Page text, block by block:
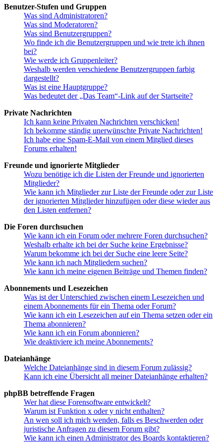
Benutzer-Stufen und Gruppen
Was sind Administratoren?
Was sind Moderatoren?
Was sind Benutzergruppen?
Wo finde ich die Benutzergruppen und wie trete ich ihnen
bei?
Wie werde ich Gruppenleiter?
Weshalb werden verschiedene Benutzergruppen farbig
dargestellt?
Was ist eine Hauptgruppe?
Was bedeutet der „Das Team“-Link auf der Startseite?
Private Nachrichten
Ich kann keine Privaten Nachrichten verschicken!
Ich bekomme ständig unerwünschte Private Nachrichten!
Ich habe eine Spam-E-Mail von einem Mitglied dieses
Forums erhalten!
Freunde und ignorierte Mitglieder
Wozu benötige ich die Listen der Freunde und ignorierten
Mitglieder?
Wie kann ich Mitglieder zur Liste der Freunde oder zur Liste
der ignorierten Mitglieder hinzufügen oder diese wieder aus
den Listen entfernen?
Die Foren durchsuchen
Wie kann ich ein Forum oder mehrere Foren durchsuchen?
Weshalb erhalte ich bei der Suche keine Ergebnisse?
Warum bekomme ich bei der Suche eine leere Seite?
Wie kann ich nach Mitgliedern suchen?
Wie kann ich meine eigenen Beiträge und Themen finden?
Abonnements und Lesezeichen
Was ist der Unterschied zwischen einem Lesezeichen und
einem Abonnements für ein Thema oder Forum?
Wie kann ich ein Lesezeichen auf ein Thema setzen oder ein
Thema abonnieren?
Wie kann ich ein Forum abonnieren?
Wie deaktiviere ich meine Abonnements?
Dateianhänge
Welche Dateianhänge sind in diesem Forum zulässig?
Kann ich eine Übersicht all meiner Dateianhänge erhalten?
phpBB betreffende Fragen
Wer hat diese Forensoftware entwickelt?
Warum ist Funktion x oder y nicht enthalten?
An wen soll ich mich wenden, falls es Beschwerden oder
juristische Anfragen zu diesem Forum gibt?
Wie kann ich einen Administrator des Boards kontaktieren?